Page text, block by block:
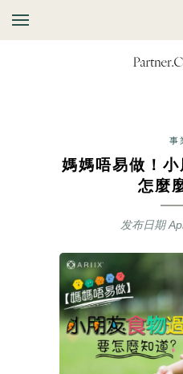
事
媽媽唔易做！
怎麼
发布日期